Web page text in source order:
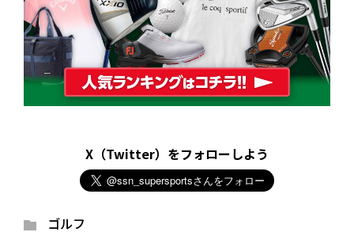
X（Twitter）をフォローしよう
ゴルフ